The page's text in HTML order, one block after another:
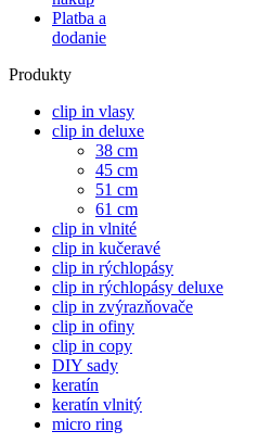
Platba a
dodanie
Produkty
clip in vlasy
clip in deluxe
38 cm
45 cm
51 cm
61 cm
clip in vlnité
clip in kučeravé
clip in rýchlopásy
clip in rýchlopásy deluxe
clip in zvýrazňovače
clip in ofiny
clip in copy
DIY sady
keratín
keratín vlnitý
micro ring